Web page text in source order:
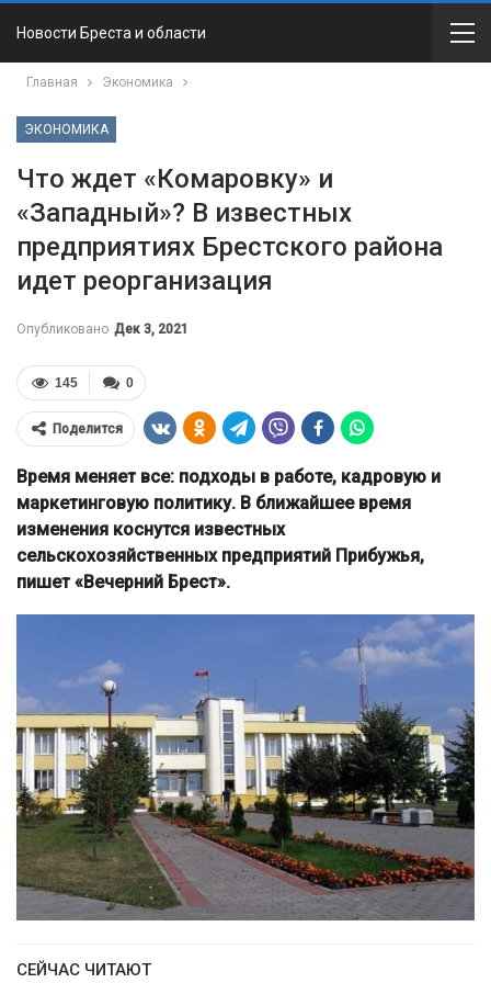
Новости Бреста и области
Главная Экономика
ЭКОНОМИКА
Что ждет «Комаровку» и
«Западный»? В известных
предприятиях Брестского района
идет реорганизация
Опубликовано Дек 3, 2021
0
145
Поделится
Время меняет все: подходы в работе, кадровую и
маркетинговую политику. В ближайшее время
изменения коснутся известных
сельскохозяйственных предприятий Прибужья,
пишет «Вечерний Брест».
СЕЙЧАС ЧИТАЮТ